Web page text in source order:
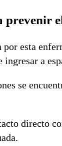
prevenir
esta
a
se
directo